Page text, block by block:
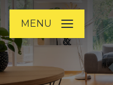
MENU